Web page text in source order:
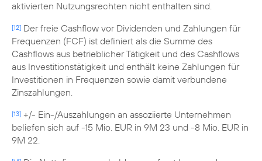
aktivierten Nutzungsrechten nicht enthalten sind.
[12] Der freie Cashflow vor Dividenden und Zahlungen für
Frequenzen (FCF) ist definiert als die Summe des
Cashflows aus betrieblicher Tätigkeit und des Cashflows
aus Investitionstätigkeit und enthält keine Zahlungen für
Investitionen in Frequenzen sowie damit verbundene
Zinszahlungen.
[13] +/- Ein-/Auszahlungen an assoziierte Unternehmen
beliefen sich auf -15 Mio. EUR in 9M 23 und -8 Mio. EUR in
9M 22.